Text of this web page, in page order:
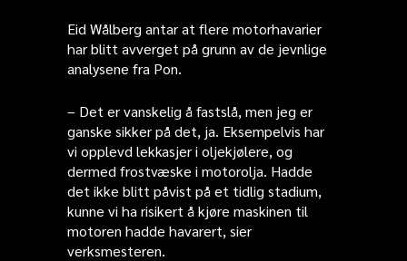
Eid Wålberg antar at flere motorhavarier
har blitt avverget på grunn av de jevnlige
analysene fra Pon.
– Det er vanskelig å fastslå, men jeg er
ganske sikker på det, ja. Eksempelvis har
vi opplevd lekkasjer i oljekjølere, og
dermed frostvæske i motorolja. Hadde
det ikke blitt påvist på et tidlig stadium,
kunne vi ha risikert å kjøre maskinen til
motoren hadde havarert, sier
verksmesteren.